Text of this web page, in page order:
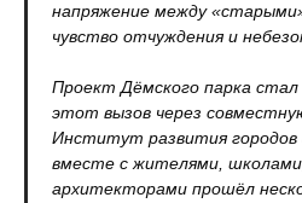
напряжение между
чувство отчуждения и
Проект Дёмского парка
этот вызов через
Институт развития
вместе с жителями,
архитекторами прошёл